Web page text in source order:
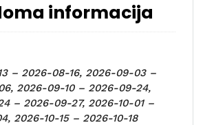
informacija
– 2026-08-16, 2026-09-03 –
2026-09-10 – 2026-09-24,
– 2026-09-27, 2026-10-01 –
2026-10-15 – 2026-10-18